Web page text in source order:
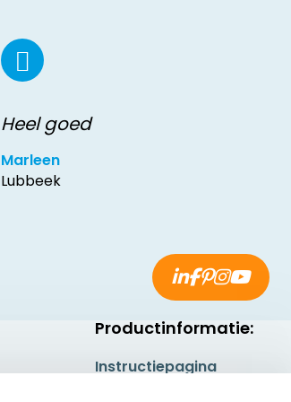
Heel goed
Marleen
Lubbeek
Productinformatie:
Instructiepagina